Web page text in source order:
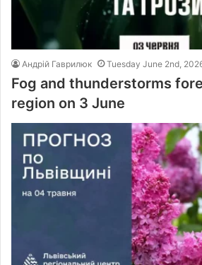
Андрій Гаврилюк Tuesday June 2nd,
Fog and thunderstorms
region on 3 June